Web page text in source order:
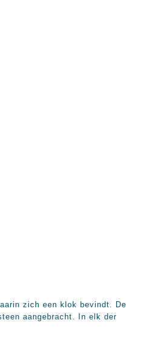
zich een klok bevindt. De
aangebracht. In elk der